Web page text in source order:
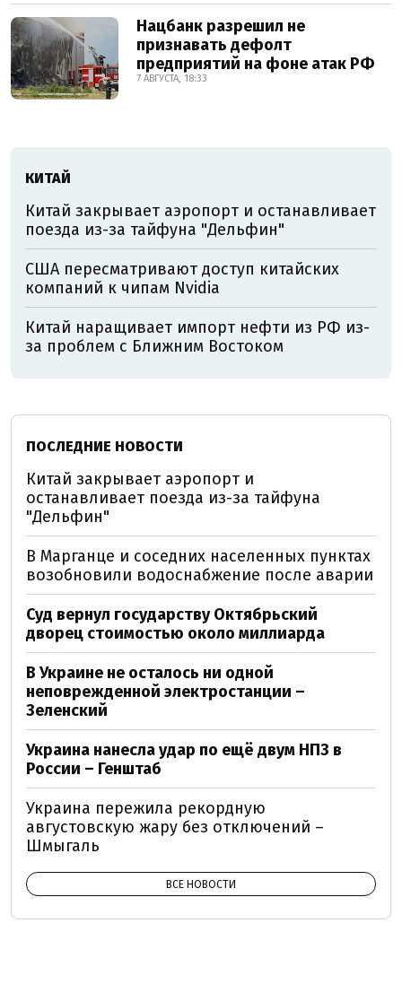
Нацбанк разрешил не
признавать дефолт
предприятий на фоне атак РФ
7 АВГУСТА, 18:33
КИТАЙ
Китай закрывает аэропорт и останавливает
поезда из-за тайфуна "Дельфин"
США пересматривают доступ китайских
компаний к чипам Nvidia
Китай наращивает импорт нефти из РФ из-
за проблем с Ближним Востоком
ПОСЛЕДНИЕ НОВОСТИ
Китай закрывает аэропорт и
останавливает поезда из-за тайфуна
"Дельфин"
В Марганце и соседних населенных пунктах
возобновили водоснабжение после аварии
Суд вернул государству Октябрьский
дворец стоимостью около миллиарда
В Украине не осталось ни одной
неповрежденной электростанции –
Зеленский
Украина нанесла удар по ещё двум НПЗ в
России – Генштаб
Украина пережила рекордную
августовскую жару без отключений –
Шмыгаль
ВСЕ НОВОСТИ